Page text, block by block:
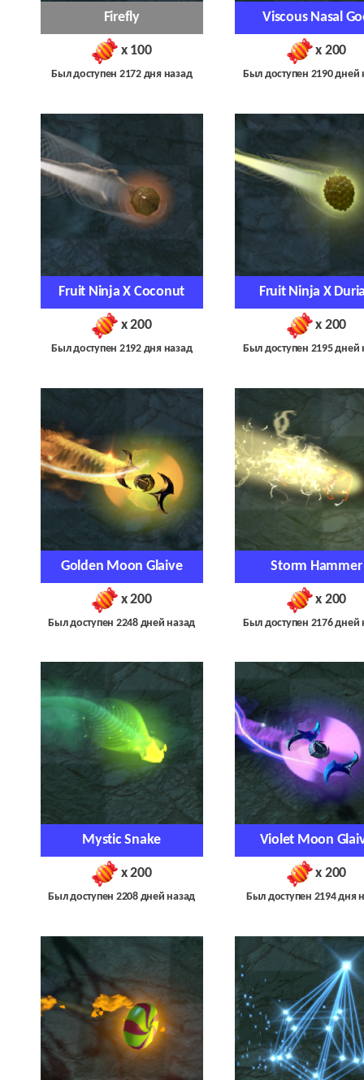
Firefly
x 100
Был доступен 2172 дня назад
Viscous Nasal
x 200
Был доступен 2190 дней
Fruit Ninja X Coconut
x 200
Был доступен 2192 дня назад
Fruit Ninja X
x 200
Был доступен 2195 дней
Golden Moon Glaive
x 200
Был доступен 2248 дней назад
Storm Hammer
x 200
Был доступен 2176 дней
Mystic Snake
x 200
Был доступен 2208 дней назад
Violet Moon
x 200
Был доступен 2194 дня